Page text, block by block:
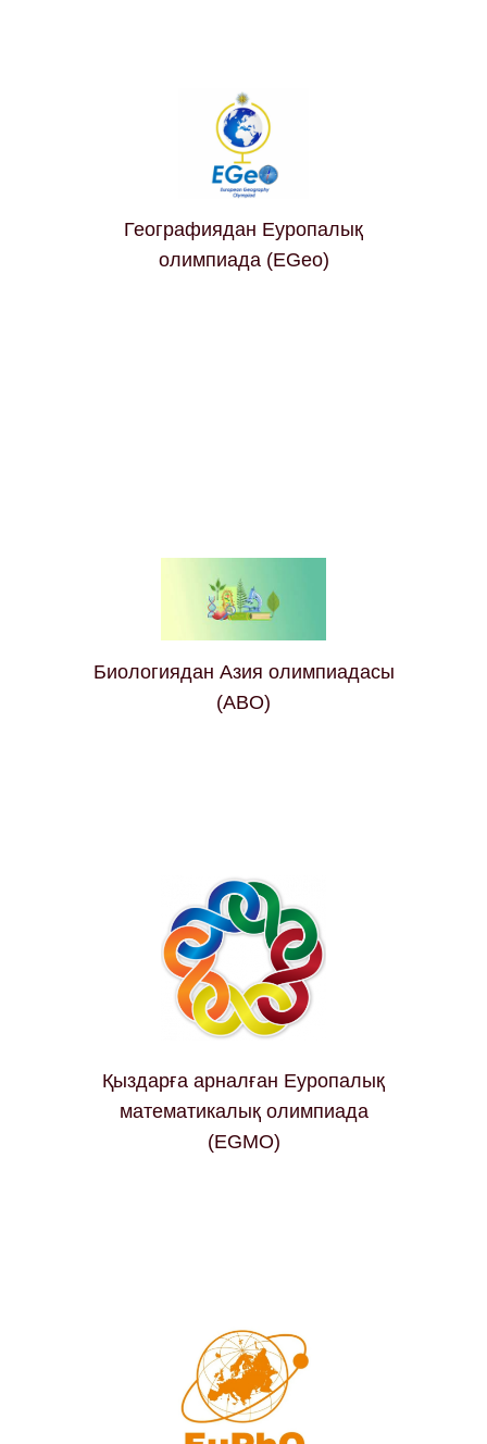
Географиядан Еуропалық
олимпиада (EGeo)
Биологиядан Азия олимпиадасы
(ABO)
Қыздарға арналған Еуропалық
математикалық олимпиада
(EGMO)